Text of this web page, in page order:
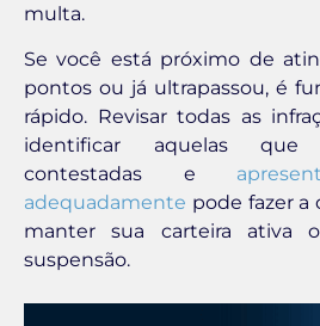
multa.
Se você está próximo de
pontos ou já ultrapassou, é
rápido. Revisar todas as
identificar aquelas
contestadas e
adequadamente pode fazer a
manter sua carteira ativa
suspensão.